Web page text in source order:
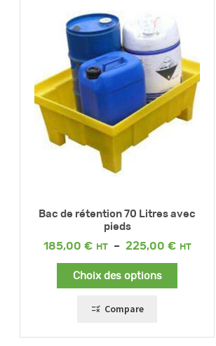
Bac de rétention 70 Litres avec
pieds
185,00 € – 225,00 €
Plage
Choix des options
Compare